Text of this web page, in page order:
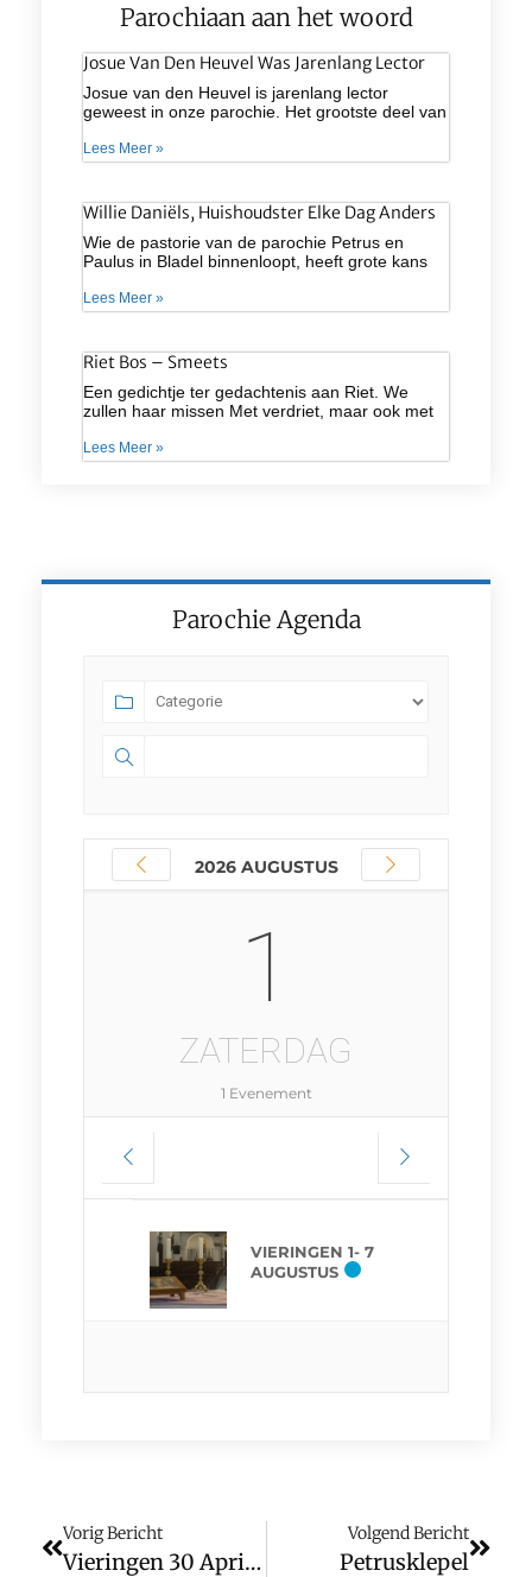
Parochiaan aan het woord
Josue Van Den Heuvel Was Jarenlang Lector
Josue van den Heuvel is jarenlang lector
geweest in onze parochie. Het grootste deel van
Lees Meer »
Willie Daniëls, Huishoudster Elke Dag Anders
Wie de pastorie van de parochie Petrus en
Paulus in Bladel binnenloopt, heeft grote kans
Lees Meer »
Riet Bos – Smeets
Een gedichtje ter gedachtenis aan Riet. We
zullen haar missen Met verdriet, maar ook met
Lees Meer »
Parochie Agenda
2026 AUGUSTUS
1
ZATERDAG
1 Evenement
VIERINGEN 1- 7
AUGUSTUS
Vorig Bericht
Vieringen 30 April- 6 Mei
Volgend Bericht
Petrusklepel